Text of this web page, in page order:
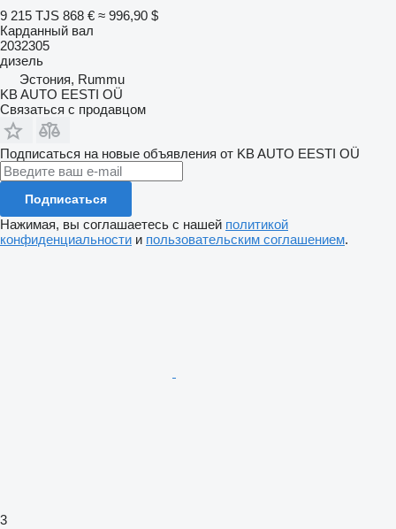
9 215 TJS 868 € ≈ 996,90 $
Карданный вал
2032305
дизель
Эстония, Rummu
KB AUTO EESTI OÜ
Связаться с продавцом
Подписаться на новые объявления от KB AUTO EESTI OÜ
Подписаться
Нажимая, вы соглашаетесь с нашей политикой
конфиденциальности и пользовательским соглашением.
3